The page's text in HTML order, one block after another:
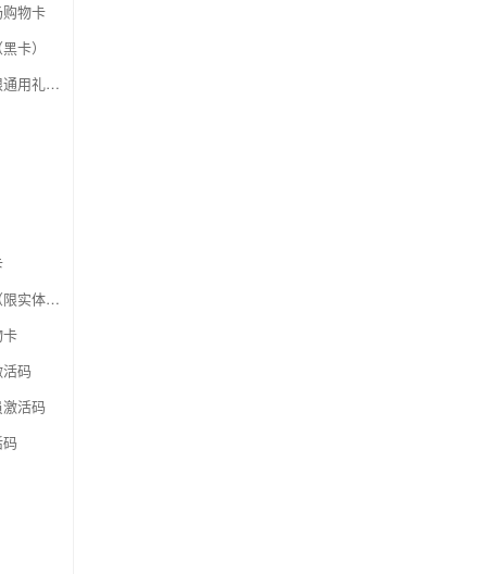
物卡
卡）
32一卡通兑换叮咚买菜（限通用礼品卡）
32一卡通兑换永辉超市卡（限实体卡）
码
活码